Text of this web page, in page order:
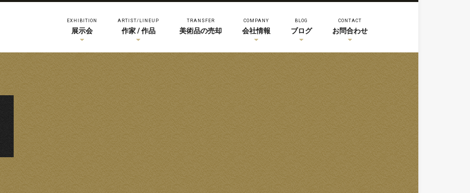
EXHIBITION
展示会
ARTIST/LINEUP
作家 / 作品
TRANSFER
美術品の売却
COMPANY
会社情報
BLOG
ブログ
CONTACT
お問合わせ